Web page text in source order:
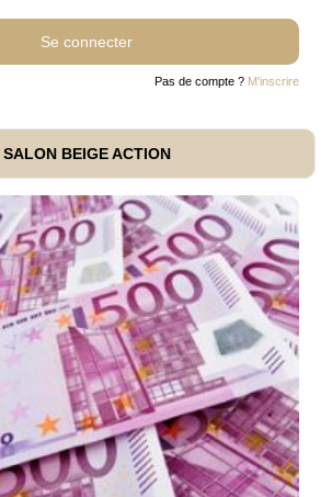
Pas de compte ? M'inscrire
SALON BEIGE ACTION